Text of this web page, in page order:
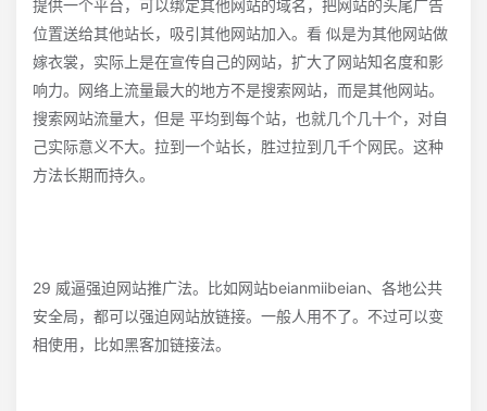
提供一个平台，可以绑定其他网站的域名，把网站的头尾广告
位置送给其他站长，吸引其他网站加入。看 似是为其他网站做
嫁衣裳，实际上是在宣传自己的网站，扩大了网站知名度和影
响力。网络上流量最大的地方不是搜索网站，而是其他网站。
搜索网站流量大，但是 平均到每个站，也就几个几十个，对自
己实际意义不大。拉到一个站长，胜过拉到几千个网民。这种
方法长期而持久。
29 威逼强迫网站推广法。比如网站beianmiibeian、各地公共
安全局，都可以强迫网站放链接。一般人用不了。不过可以变
相使用，比如黑客加链接法。